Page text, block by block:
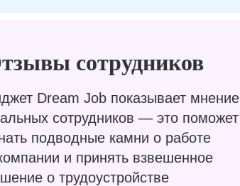
сотрудников
Dream Job показывает мнение
сотрудников — это поможет
подводные камни о работе
и принять взвешенное
о трудоустройстве